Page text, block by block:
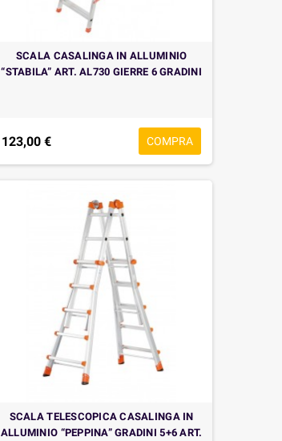
SCALA CASALINGA IN ALLUMINIO
“STABILA” ART. AL730 GIERRE 6 GRADINI
123,00 € COMPRA
SCALA TELESCOPICA CASALINGA IN
ALLUMINIO “PEPPINA” GRADINI 5+6 ART.